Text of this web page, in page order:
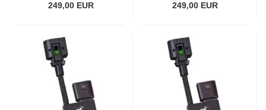
249,00 EUR 249,00 EUR